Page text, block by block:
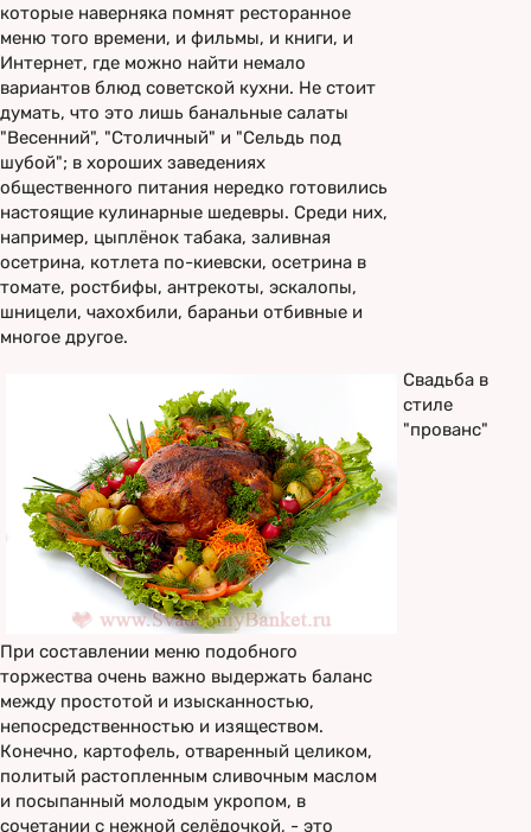
которые наверняка помнят ресторанное
меню того времени, и фильмы, и книги, и
Интернет, где можно найти немало
вариантов блюд советской кухни. Не стоит
думать, что это лишь банальные салаты
"Весенний", "Столичный" и "Сельдь под
шубой"; в хороших заведениях
общественного питания нередко готовились
настоящие кулинарные шедевры. Среди них,
например, цыплёнок табака, заливная
осетрина, котлета по-киевски, осетрина в
томате, ростбифы, антрекоты, эскалопы,
шницели, чахохбили, бараньи отбивные и
многое другое.
Свадьба в
стиле
"прованс"
При составлении меню подобного
торжества очень важно выдержать баланс
между простотой и изысканностью,
непосредственностью и изяществом.
Конечно, картофель, отваренный целиком,
политый растопленным сливочным маслом
и посыпанный молодым укропом, в
сочетании с нежной селёдочкой, - это